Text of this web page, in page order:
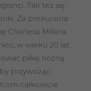
Tak też się
Za prekursora
Charlesa Millera.
w wieku 20 lat
piłkę nożną.
przywożąc
całkowicie